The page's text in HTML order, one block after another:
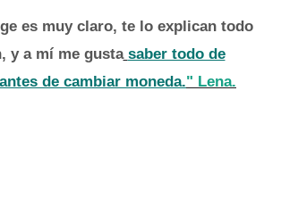
es muy claro, te lo explican todo
y a mí me gusta saber todo de
de cambiar moneda." Lena.